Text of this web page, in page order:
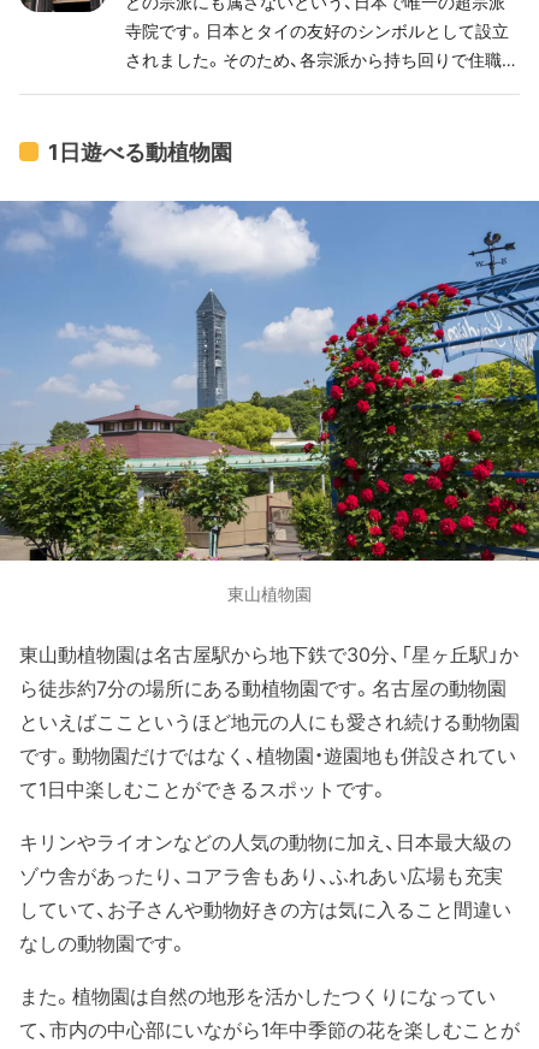
寺院です。日本とタイの友好のシンボルとして設立
されました。そのため、各宗派から持ち回りで住職を
1日遊べる動植物園
東山植物園
東山動植物園は名古屋駅から地下鉄で30分、「星ヶ丘駅」か
ら徒歩約7分の場所にある動植物園です。名古屋の動物園
といえばここというほど地元の人にも愛され続ける動物園
です。動物園だけではなく、植物園・遊園地も併設されてい
て1日中楽しむことができるスポットです。
キリンやライオンなどの人気の動物に加え、日本最大級の
ゾウ舎があったり、コアラ舎もあり、ふれあい広場も充実
していて、お子さんや動物好きの方は気に入ること間違い
なしの動物園です。
また。植物園は自然の地形を活かしたつくりになってい
て、市内の中心部にいながら1年中季節の花を楽しむことが